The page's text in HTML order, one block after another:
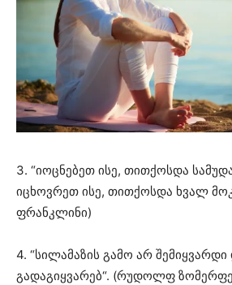
3. “იოცნებეთ ისე, თითქოსდა
იცხოვრეთ ისე, თითქოსდა ხვალ
ფრანკლინი)
4. “სილამაზის გამო არ
გადაგიყვარებ“. (რუდოლფ